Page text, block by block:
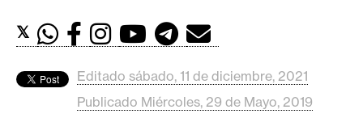
M
𝕏
Editado sábado, 11 de diciembre, 2021
Publicado Miércoles, 29 de Mayo, 2019